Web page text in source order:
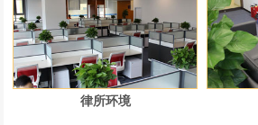
律所环境